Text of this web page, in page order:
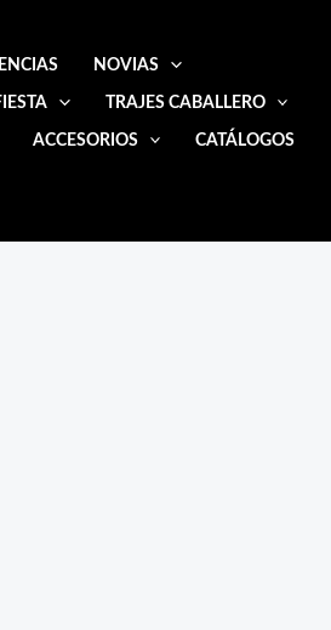
NOVIAS
TRAJES CABALLERO
ACCESORIOS CATÁLOGOS